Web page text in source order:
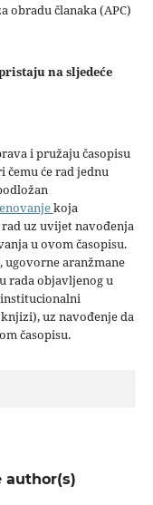
članaka (APC)
na sljedeće
i pružaju časopisu
će rad jednu
koja
uz uvijet navođenja
u ovom časopisu.
aranžmane
rada objavljenog u
uz navođenje da
časopisu.
author(s)